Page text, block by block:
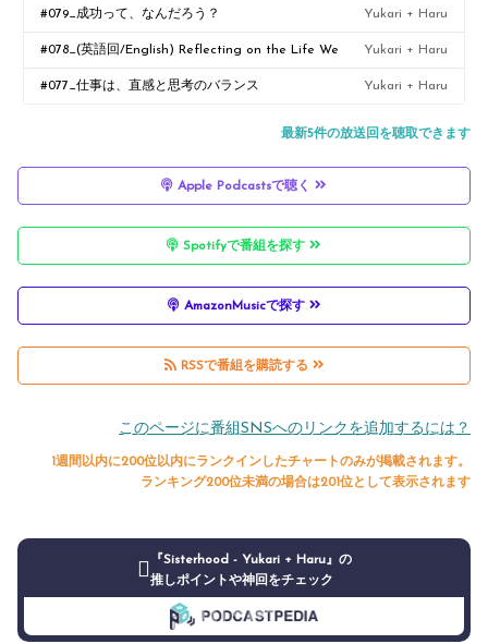
#079_成功って、なんだろう？ Yukari + Haru
#078_(英語回/English) Reflecting on the Life We
Didn't Choose / もし、あの時違う道を選んでいたら？
Yukari + Haru
#077_仕事は、直感と思考のバランス Yukari + Haru
最新5件の放送回を聴取できます
Apple Podcastsで聴く
Spotifyで番組を探す
AmazonMusicで探す
RSSで番組を購読する
このページに番組SNSへのリンクを追加するには？
1週間以内に200位以内にランクインしたチャートのみが掲載されます。
ランキング200位未満の場合は201位として表示されます
『Sisterhood - Yukari + Haru』の
推しポイントや神回をチェック